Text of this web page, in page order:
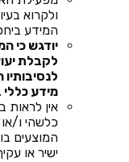
ולקרוא
המידע
יודגש כי
לקבלת
מידע כללי
אין
כלשהי ו/או
המוצעים
ישיר או